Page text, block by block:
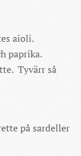
aioli.
paprika.
Tyvärr så
på sardeller